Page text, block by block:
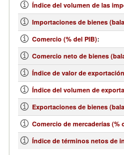
Índice del volumen de las
Importaciones de bienes
Comercio (% del PIB):
Comercio neto de bienes
Índice de valor de exportación
Índice del volumen de
Exportaciones de bienes
Comercio de mercaderías (%
Índice de términos netos de